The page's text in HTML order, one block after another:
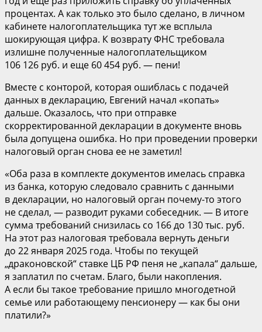
процентах. А как только это было сделано, в личном
кабинете налогоплательщика тут же всплыла
шокирующая цифра. К возврату ФНС требовала
излишне полученные налогоплательщиком
106 126 руб. и еще 60 454 руб. — пени!
Вместе с конторой, которая ошиблась с подачей
данных в декларацию, Евгений начал «копать»
дальше. Оказалось, что при отправке
скорректированной декларации в документе вновь
была допущена ошибка. Но при проведении проверки
налоговый орган снова ее не заметил!
«Оба раза в комплекте документов имелась справка
из банка, которую следовало сравнить с данными
в декларации, но налоговый орган почему-то этого
не сделал, — разводит руками собеседник. — В итоге
сумма требований снизилась со 166 до 130 тыс. руб.
На этот раз налоговая требовала вернуть деньги
до 22 января 2025 года. Чтобы по текущей
„драконовской“ ставке ЦБ РФ пеня не „капала“ дальше,
я заплатил по счетам. Благо, были накопления.
А если бы такое требование пришло многодетной
семье или работающему пенсионеру — как бы они
платили?»